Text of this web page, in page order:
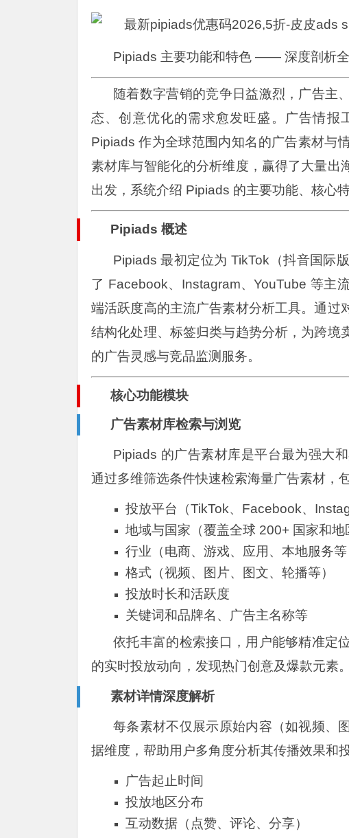
Pipiads 主要功能和特色 —— 深度剖析
随着数字营销的竞争日益激烈，广告主
态、创意优化的需求愈发旺盛。广告情报
Pipiads 作为全球范围内知名的广告素材与
素材库与智能化的分析维度，赢得了大量出
出发，系统介绍 Pipiads 的主要功能、核心
Pipiads 概述
Pipiads 最初定位为 TikTok（抖音国际
了 Facebook、Instagram、YouTube 等主
端活跃度高的主流广告素材分析工具。通过
结构化处理、标签归类与趋势分析，为跨境
的广告灵感与竞品监测服务。
核心功能模块
广告素材库检索与浏览
Pipiads 的广告素材库是平台最为强大
通过多维筛选条件快速检索海量广告素材，
投放平台（TikTok、Facebook、
地域与国家（覆盖全球 200+ 国家和地
行业（电商、游戏、应用、本地服务等
格式（视频、图片、图文、轮播等）
投放时长和活跃度
关键词和品牌名、广告主名称等
依托丰富的检索接口，用户能够精准定
的实时投放动向，发现热门创意及爆款元素。
素材详情深度解析
每条素材不仅展示原始内容（如视频、
据维度，帮助用户多角度分析其传播效果和
广告起止时间
投放地区分布
互动数据（点赞、评论、分享）